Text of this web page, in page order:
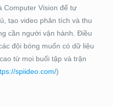
Computer Vision để tự
tạo video phân tích và thu
cần người vận hành. Điều
đội bóng muốn có dữ liệu
từ mọi buổi tập và trận
spiideo.com/)